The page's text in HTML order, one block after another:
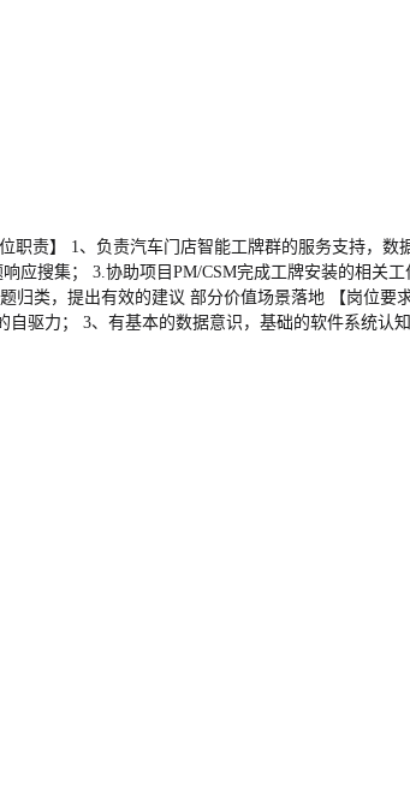
职责】 1、负责汽车门店智能工牌群的服务支持，
应搜集； 3.协助项目PM/CSM完成工牌安装的相关
类，提出有效的建议 部分价值场景落地 【岗位要
驱力； 3、有基本的数据意识，基础的软件系统认